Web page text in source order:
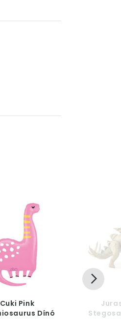
Cuki Pink
Dínó